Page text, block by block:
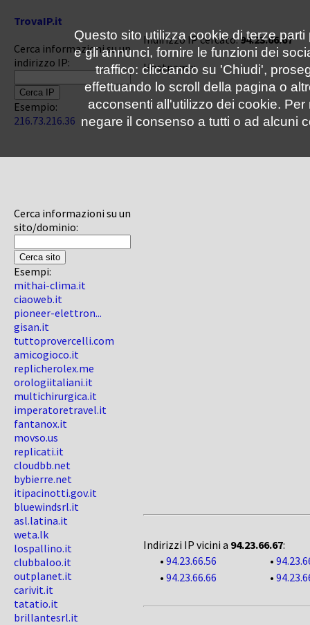
TrovaIP.it
Cerca informazioni su un
indirizzo IP:
Esempio:
216.73.216.36
Cerca informazioni su un
sito/dominio:
Esempi:
mithai-clima.it
ciaoweb.it
pioneer-elettron...
gisan.it
tuttoprovercelli.com
amicogioco.it
replicherolex.me
orologiitaliani.it
multichirurgica.it
imperatoretravel.it
fantanox.it
movso.us
replicati.it
cloudbb.net
bybierre.net
itipacinotti.gov.it
bluewindsrl.it
asl.latina.it
weta.lk
lospallino.it
clubbaloo.it
outplanet.it
carivit.it
tatatio.it
brillantesrl.it
Indirizzo IP cercato:94.23.66.67
Hostname:
Indirizzi IP vicini a 94.23.66.67:
• 94.23.66.56 •
• 94.23.66.66 •
Questo sito utilizza cookie di terze
e gli annunci, fornire le funzioni dei
traffico: cliccando su 'Chiudi',
effettuando lo scroll della pagina o
acconsenti all'utilizzo dei cookie.
negare il consenso a tutti o ad alcuni